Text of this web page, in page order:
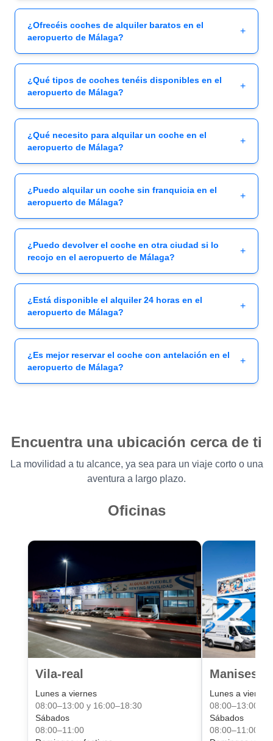
¿Ofrecéis coches de alquiler baratos en el
aeropuerto de Málaga?
+
¿Qué tipos de coches tenéis disponibles en el
aeropuerto de Málaga?
+
¿Qué necesito para alquilar un coche en el
aeropuerto de Málaga?
+
¿Puedo alquilar un coche sin franquicia en el
aeropuerto de Málaga?
+
¿Puedo devolver el coche en otra ciudad si lo
recojo en el aeropuerto de Málaga?
+
¿Está disponible el alquiler 24 horas en el
aeropuerto de Málaga?
+
¿Es mejor reservar el coche con antelación en el
aeropuerto de Málaga?
+
Encuentra una ubicación cerca de ti
La movilidad a tu alcance, ya sea para un viaje corto o una
aventura a largo plazo.
Oficinas
Vila-real
Lunes a viernes
08:00–13:00 y 16:00–18:30
Sábados
08:00–11:00
Manises
Lunes a viernes
08:00–13:00 y
Sábados
08:00–11:00